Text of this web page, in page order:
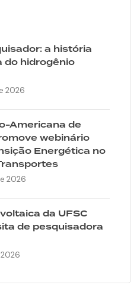
a história
do hidrogênio
2026
Americana de
webinário
Energética no
2026
da UFSC
de pesquisadora